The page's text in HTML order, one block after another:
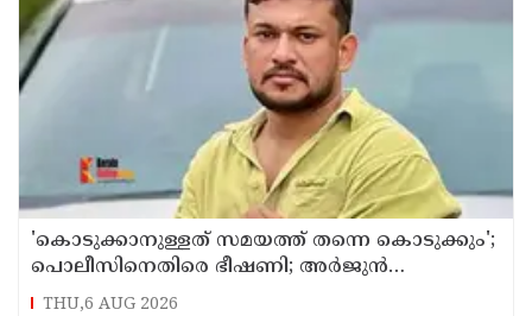
'കൊടുക്കാനുള്ളത് സമയത്ത് തന്നെ കൊടുക്കും';
പൊലീസിനെതിരെ ഭീഷണി; അർജുൻ
ആയങ്കിക്കെതിരെ കേസെടുത്തു
THU,6 AUG 2026